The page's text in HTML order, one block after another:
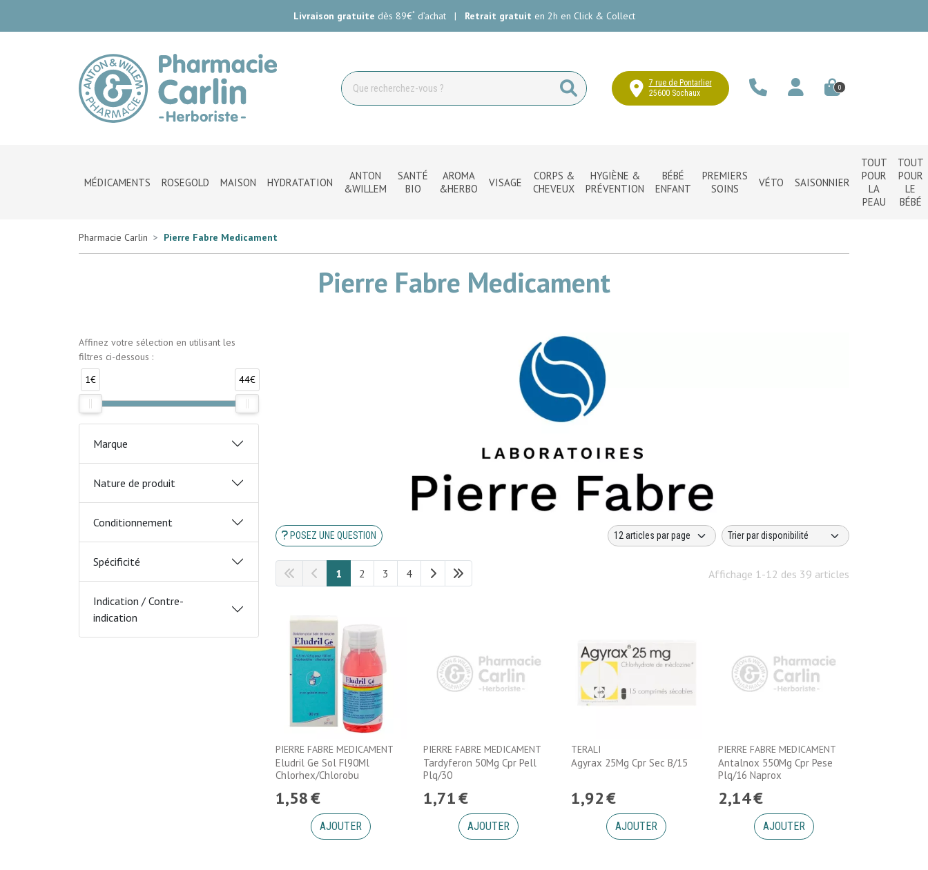
Livraison gratuite dès 89€*d’achat | Retrait gratuit en 2h en Click & Collect
Pharmacie Carlin Votre pharmacie en ligne à votre service
7 rue de Pontarlier
25600 Sochaux
0
MÉDICAMENTS ROSEGOLD MAISON HYDRATATION
ANTON
&WILLEM
SANTÉ
BIO
AROMA
&HERBO
VISAGE
CORPS &
CHEVEUX
HYGIÈNE &
PRÉVENTION
BÉBÉ
ENFANT
PREMIERS
SOINS
VÉTO SAISONNIER
TOUT
POUR
LA
PEAU
TOUT
POUR
LE
BÉBÉ
Pharmacie Carlin Pierre Fabre Medicament
Pierre Fabre Medicament
POSEZ UNE QUESTION
Affichage 1-12 des 39 articles
1 2 3 4
PIERRE FABRE MEDICAMENT
Eludril Ge Sol Fl90Ml
Chlorhex/Chlorobu
1,58€
AJOUTER
PIERRE FABRE MEDICAMENT
Tardyferon 50Mg Cpr Pell
Plq/30
1,71€
AJOUTER
TERALI
Agyrax 25Mg Cpr Sec B/15
1,92€
AJOUTER
PIERRE FABRE MEDICAMENT
Antalnox 550Mg Cpr Pese
Plq/16 Naprox
2,14€
AJOUTER
Affinez votre sélection en utilisant les
filtres ci-dessous :
1€
44€
Marque
Nature de produit
Conditionnement
Spécificité
Indication / Contre-
indication